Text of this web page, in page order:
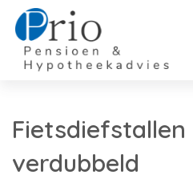
Fietsdiefstallen
verdubbeld